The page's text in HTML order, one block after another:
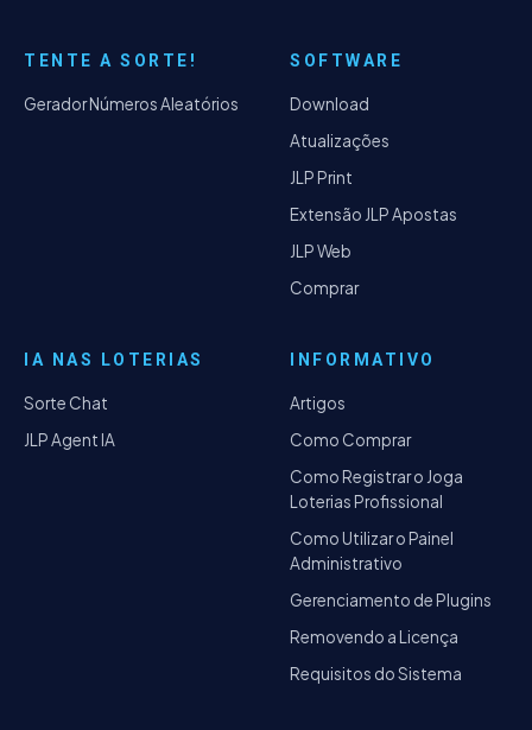
TENTE A SORTE!
Gerador Números Aleatórios
SOFTWARE
Download
Atualizações
JLP Print
Extensão JLP Apostas
JLP Web
Comprar
IA NAS LOTERIAS
Sorte Chat
JLP Agent IA
INFORMATIVO
Artigos
Como Comprar
Como Registrar o Joga
Loterias Profissional
Como Utilizar o Painel
Administrativo
Gerenciamento de Plugins
Removendo a Licença
Requisitos do Sistema